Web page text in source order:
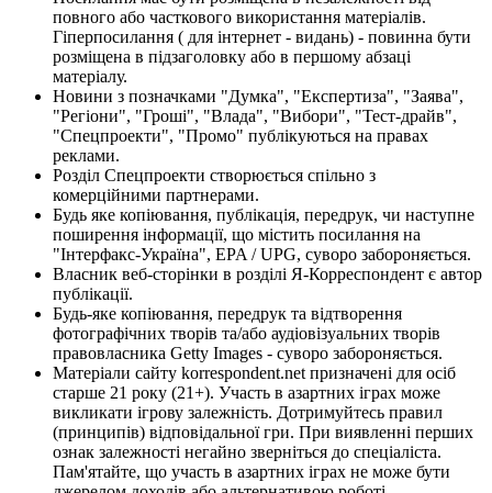
повного або часткового використання матеріалів.
Гіперпосилання ( для інтернет - видань) - повинна бути
розміщена в підзаголовку або в першому абзаці
матеріалу.
Новини з позначками "Думка", "Експертиза", "Заява",
"Регіони", "Гроші", "Влада", "Вибори", "Тест-драйв",
"Спецпроекти", "Промо" публікуються на правах
реклами.
Розділ Спецпроекти створюється спільно з
комерційними партнерами.
Будь яке копіювання, публікація, передрук, чи наступне
поширення інформації, що містить посилання на
"Інтерфакс-Україна", EPA / UPG, суворо забороняється.
Власник веб-сторінки в розділі Я-Корреспондент є автор
публікації.
Будь-яке копіювання, передрук та відтворення
фотографічних творів та/або аудіовізуальних творів
правовласника Getty Images - суворо забороняється.
Матеріали сайту korrespondent.net призначені для осіб
старше 21 року (21+). Участь в азартних іграх може
викликати ігрову залежність. Дотримуйтесь правил
(принципів) відповідальної гри. При виявленні перших
ознак залежності негайно зверніться до спеціаліста.
Пам'ятайте, що участь в азартних іграх не може бути